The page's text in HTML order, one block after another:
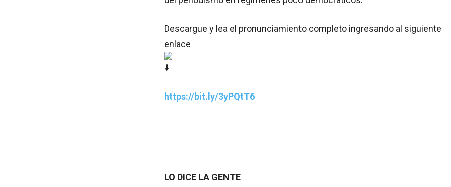
Descargue y lea el pronunciamiento completo ingresando al siguiente
enlace
https://bit.ly/3yPQtT6
LO DICE LA GENTE